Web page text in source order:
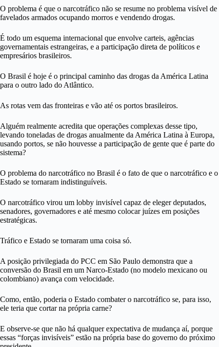
O problema é que o narcotráfico não se resume no problema visível de
favelados armados ocupando morros e vendendo drogas.
É todo um esquema internacional que envolve carteis, agências
governamentais estrangeiras, e a participação direta de políticos e
empresários brasileiros.
O Brasil é hoje é o principal caminho das drogas da América Latina
para o outro lado do Atlântico.
As rotas vem das fronteiras e vão até os portos brasileiros.
Alguém realmente acredita que operações complexas desse tipo,
levando toneladas de drogas anualmente da América Latina à Europa,
usando portos, se não houvesse a participação de gente que é parte do
sistema?
O problema do narcotráfico no Brasil é o fato de que o narcotráfico e o
Estado se tornaram indistinguíveis.
O narcotráfico virou um lobby invisível capaz de eleger deputados,
senadores, governadores e até mesmo colocar juízes em posições
estratégicas.
Tráfico e Estado se tornaram uma coisa só.
A posição privilegiada do PCC em São Paulo demonstra que a
conversão do Brasil em um Narco-Estado (no modelo mexicano ou
colombiano) avança com velocidade.
Como, então, poderia o Estado combater o narcotráfico se, para isso,
ele teria que cortar na própria carne?
E observe-se que não há qualquer expectativa de mudança aí, porque
essas “forças invisíveis” estão na própria base do governo do próximo